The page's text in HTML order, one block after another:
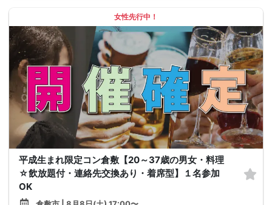
女性先行中！
平成生まれ限定コン倉敷【20～37歳の男女・料理
☆飲放題付・連絡先交換あり・着席型】１名参加
OK